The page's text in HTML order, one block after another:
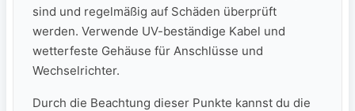
sind und regelmäßig ​auf‌ Schäden überprüft
werden. Verwende UV-beständige Kabel und
wetterfeste Gehäuse für Anschlüsse und
Wechselrichter.
Durch die Beachtung dieser​ Punkte kannst du die